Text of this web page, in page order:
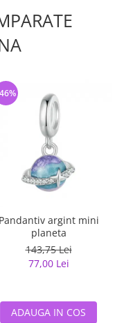
Pandantiv argint mini
planeta
143,75 Lei
77,00 Lei
ADAUGA IN COS